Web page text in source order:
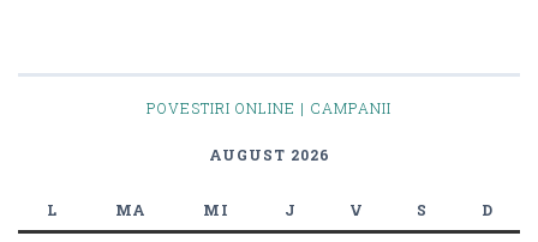
POVESTIRI ONLINE | CAMPANII
AUGUST 2026
L MA MI J V S D